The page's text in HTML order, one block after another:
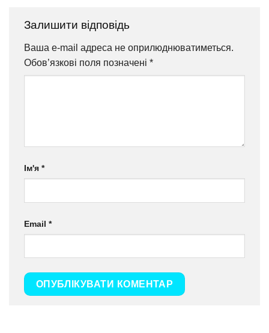
Залишити відповідь
Ваша e-mail адреса не оприлюднюватиметься.
Обов’язкові поля позначені *
Ім'я *
Email *